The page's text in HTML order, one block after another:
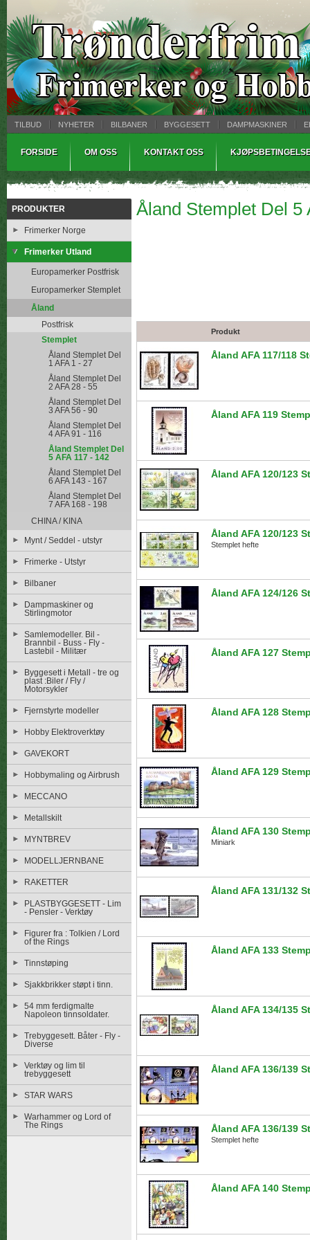
TILBUD NYHETER BILBANER BYGGESETT DAMPMASKINER
FORSIDE OM OSS KONTAKT OSS
PRODUKTER
Frimerker Norge
Frimerker Utland
Europamerker Postfrisk
Europamerker Stemplet
Åland
Postfrisk
Stemplet
Åland Stemplet Del
1 AFA 1 - 27
Åland Stemplet Del
2 AFA 28 - 55
Åland Stemplet Del
3 AFA 56 - 90
Åland Stemplet Del
4 AFA 91 - 116
Åland Stemplet Del
5 AFA 117 - 142
Åland Stemplet Del
6 AFA 143 - 167
Åland Stemplet Del
7 AFA 168 - 198
CHINA / KINA
Mynt / Seddel - utstyr
Frimerke - Utstyr
Bilbaner
Dampmaskiner og
Stirlingmotor
Samlemodeller. Bil -
Brannbil - Buss - Fly -
Lastebil - Militær
Byggesett i Metall - tre og
plast :Biler / Fly /
Motorsykler
Fjernstyrte modeller
Hobby Elektroverktøy
GAVEKORT
Hobbymaling og Airbrush
MECCANO
Metallskilt
MYNTBREV
MODELLJERNBANE
RAKETTER
PLASTBYGGESETT - Lim
- Pensler - Verktøy
Figurer fra : Tolkien / Lord
of the Rings
Tinnstøping
Sjakkbrikker støpt i tinn.
54 mm ferdigmalte
Napoleon tinnsoldater.
Trebyggesett. Båter - Fly -
Diverse
Verktøy og lim til
trebyggesett
STAR WARS
Warhammer og Lord of
The Rings
Åland Stemplet Del 5
Produkt
Åland AFA 117/118
Åland AFA 119
Åland AFA 120/123
Åland AFA 120/123
Stemplet hefte
Åland AFA 124/126
Åland AFA 127
Åland AFA 128
Åland AFA 129
Åland AFA 130
Miniark
Åland AFA 131/132
Åland AFA 133
Åland AFA 134/135
Åland AFA 136/139
Åland AFA 136/139
Stemplet hefte
Åland AFA 140